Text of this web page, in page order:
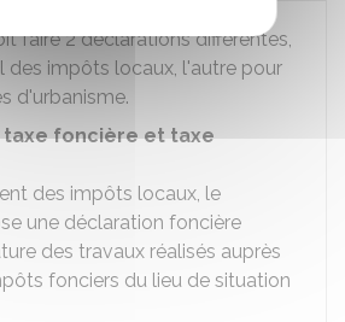
faire 2 déclarations différentes,
des impôts locaux, l'autre pour
d'urbanisme.
taxe foncière et taxe
des impôts locaux, le
une déclaration foncière
des travaux réalisés auprès
fonciers du lieu de situation